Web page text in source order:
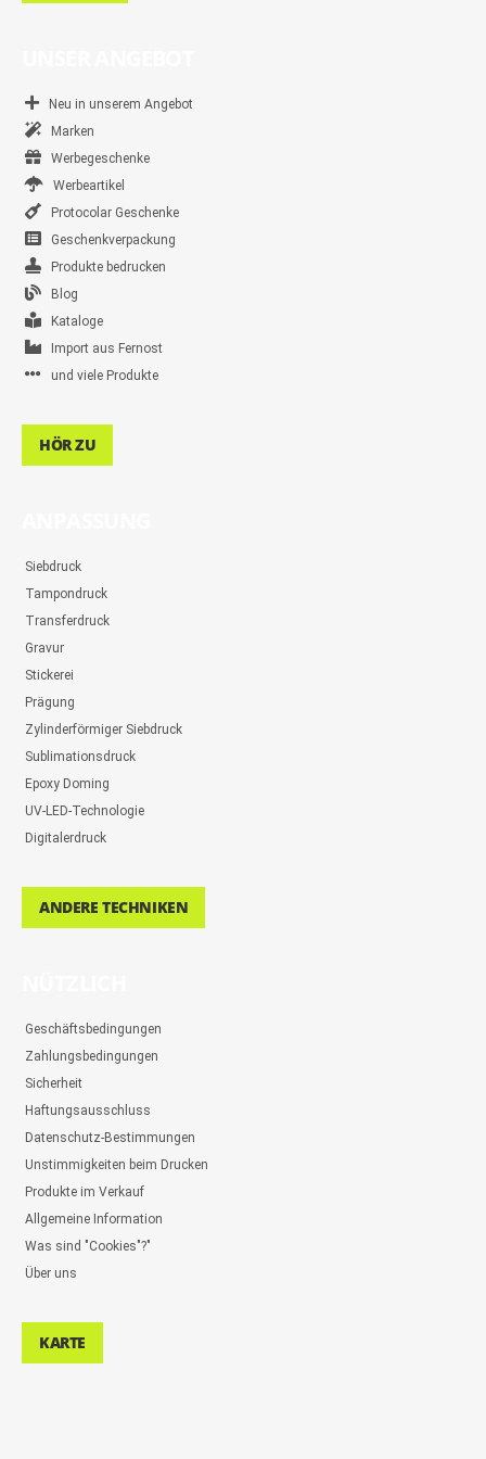
Neu in unserem Angebot
Marken
Werbegeschenke
Werbeartikel
Protocolar Geschenke
Geschenkverpackung
Produkte bedrucken
Blog
Kataloge
Import aus Fernost
und viele Produkte
HÖR ZU
Siebdruck
Tampondruck
Transferdruck
Gravur
Stickerei
Prägung
Zylinderförmiger Siebdruck
Sublimationsdruck
Epoxy Doming
UV-LED-Technologie
Digitalerdruck
ANDERE TECHNIKEN
Geschäftsbedingungen
Zahlungsbedingungen
Sicherheit
Haftungsausschluss
Datenschutz-Bestimmungen
Unstimmigkeiten beim Drucken
Produkte im Verkauf
Allgemeine Information
Was sind "Cookies"?"
Über uns
KARTE